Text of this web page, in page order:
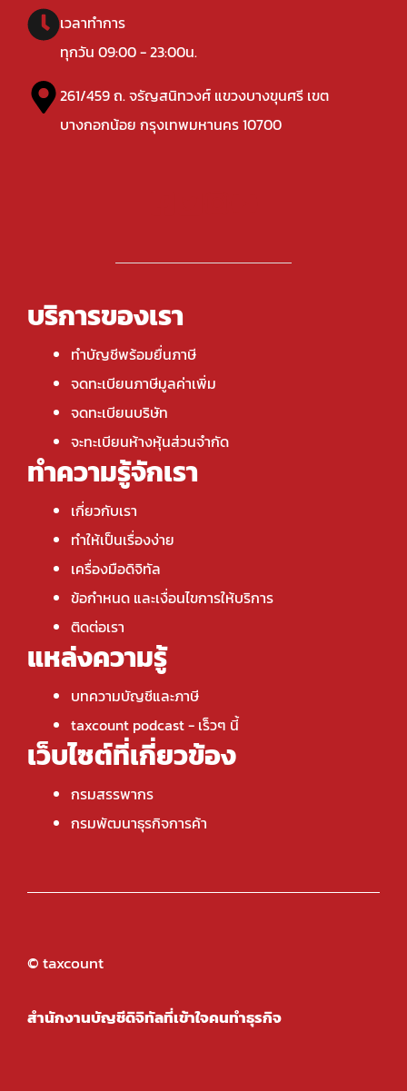
เวลาทำการ
ทุกวัน 09:00 - 23:00น.
261/459 ถ. จรัญสนิทวงศ์ แขวงบางขุนศรี เขต
บางกอกน้อย กรุงเทพมหานคร 10700
บริการของเรา
ทำบัญชีพร้อมยื่นภาษี
จดทะเบียนภาษีมูลค่าเพิ่ม
จดทะเบียนบริษัท
จะทะเบียนห้างหุ้นส่วนจำกัด
ทำความรู้จักเรา
เกี่ยวกับเรา
ทำให้เป็นเรื่องง่าย
เครื่องมือดิจิทัล
ข้อกำหนด และเงื่อนไขการให้บริการ
ติดต่อเรา
แหล่งความรู้
บทความบัญชีและภาษี
taxcount podcast- เร็วๆ นี้
เว็บไซต์ที่เกี่ยวข้อง
กรมสรรพากร
กรมพัฒนาธุรกิจการค้า
© taxcount
สำนักงานบัญชีดิจิทัลที่เข้าใจคนทำธุรกิจ